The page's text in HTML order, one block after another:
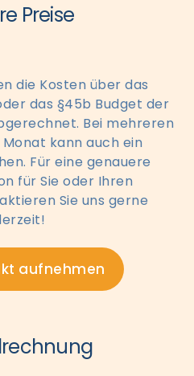
Preise
die Kosten über das
das §45b Budget der
Bei mehreren
kann auch ein
Für eine genauere
für Sie oder Ihren
Sie uns gerne
aufnehmen